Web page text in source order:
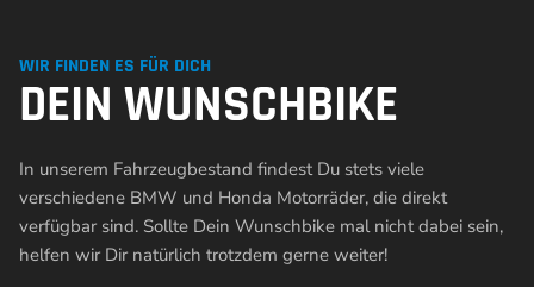
WIR FINDEN ES FÜR DICH
DEIN WUNSCHBIKE
In unserem Fahrzeugbestand findest Du stets viele
verschiedene BMW und Honda Motorräder, die direkt
verfügbar sind. Sollte Dein Wunschbike mal nicht dabei sein,
helfen wir Dir natürlich trotzdem gerne weiter!